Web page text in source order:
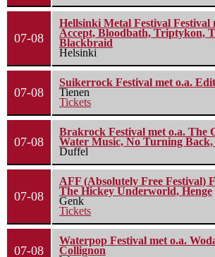
07-08
Hellsinki Metal Festival Festival
Accept, Bloodbath, Triptykon,
Blackbraid
Helsinki
07-08
Suikerrock Festival met o.a.
Tienen
Tickets
07-08
Brakrock Festival met o.a. The
Water Music, No Turning
Duffel
07-08
AFF (Absolutely Free Festival)
The Hickey Underworld, Henge
Genk
Tickets
07-08
Waterpop Festival met o.a.
Collignon